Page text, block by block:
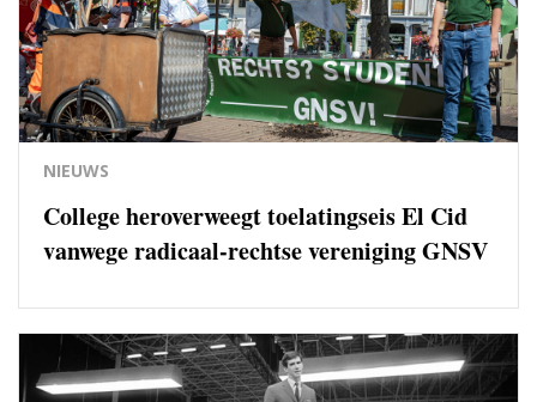
NIEUWS
College heroverweegt toelatingseis El Cid
vanwege radicaal-rechtse vereniging GNSV